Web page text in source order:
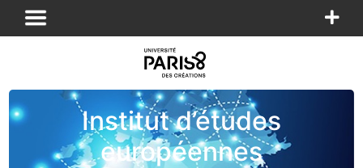
Panneau de gestion des cookies
Institut d’études
européennes